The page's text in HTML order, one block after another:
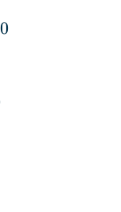
= 2840
= 20
101